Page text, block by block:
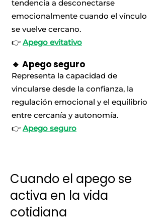
tendencia a desconectarse
emocionalmente cuando el vínculo
se vuelve cercano.
👉 Apego evitativo
🔹 Apego seguro
Representa la capacidad de
vincularse desde la confianza, la
regulación emocional y el equilibrio
entre cercanía y autonomía.
👉 Apego seguro
Cuando el apego se
activa en la vida
cotidiana